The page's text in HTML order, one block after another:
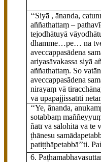
‘‘Siyā , ānanda,
aññathattaṃ –
tejodhātuyā
dhamme…pe… na
aveccappasādena
ariyasāvakassa siyā
aññathattaṃ. So
aveccappasādena
nirayaṃ vā
vā upapajjissatīti
‘‘Ye, ānanda,
sotabbaṃ
ñātī vā sālohitā vā te
ṭhānesu
patiṭṭhāpetabbā’’ti.
6.